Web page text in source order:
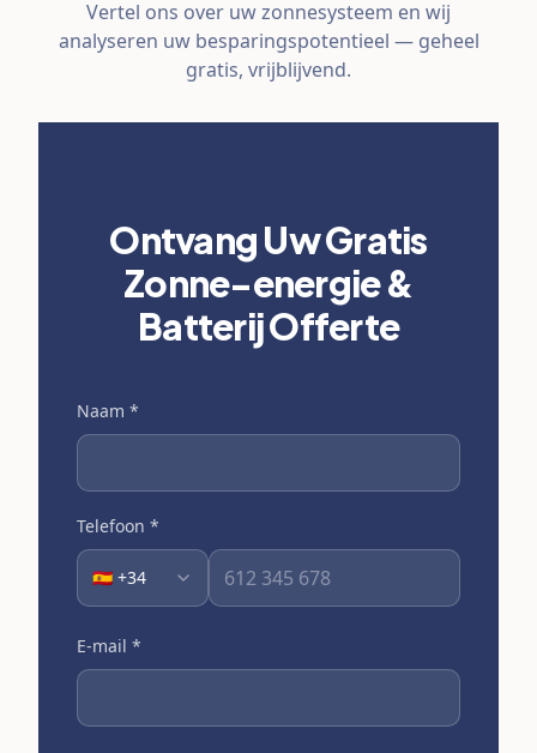
Vertel ons over uw zonnesysteem en wij
analyseren uw besparingspotentieel — geheel
gratis, vrijblijvend.
Ontvang Uw Gratis
Zonne-energie &
Batterij Offerte
Naam *
Telefoon *
🇪🇸 +34
E-mail *